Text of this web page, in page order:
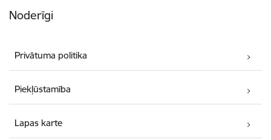
Noderīgi
Privātuma politika
Piekļūstamība
Lapas karte